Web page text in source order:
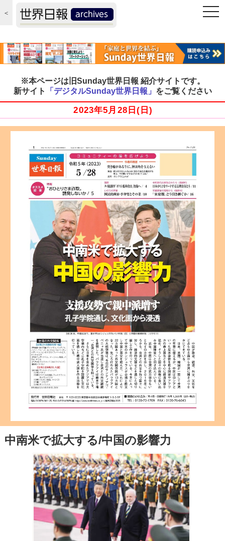
＜
※本ページは旧Sunday世界日報 紹介サイトです。
新サイト
「デジタルSunday世界日報」 をご覧ください
2023年5月28日(日)
中南米で拡大する/中国の影響力